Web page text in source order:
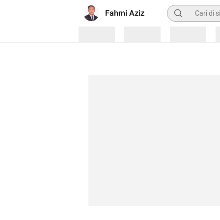
Fahmi Aziz Pencarian